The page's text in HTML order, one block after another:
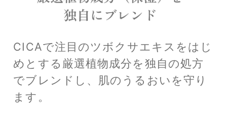
CICAで注目のツボクサエキスをはじ
めとする厳選植物成分を独自の処方
でブレンドし、肌のうるおいを守り
ます。